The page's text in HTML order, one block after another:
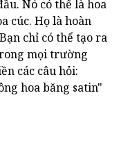
Nó có thể là hoa
cúc. Họ là hoàn
chỉ có thể tạo ra
mọi trường
các câu hỏi:
hoa băng satin"